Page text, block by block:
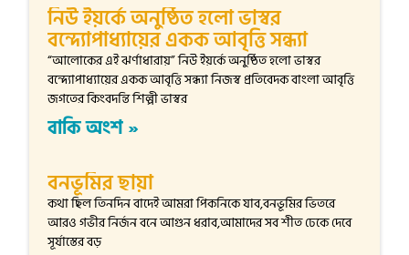
নিউ ইয়র্কে অনুষ্ঠিত হলো ভাস্বর
বন্দ্যোপাধ্যায়ের একক আবৃত্তি সন্ধ্যা
“আলোকের এই ঝর্ণাধারায়” নিউ ইয়র্কে অনুষ্ঠিত হলো ভাস্বর
বন্দ্যোপাধ্যায়ের একক আবৃত্তি সন্ধ্যা নিজস্ব প্রতিবেদক বাংলা আবৃত্তি
জগতের কিংবদন্তি শিল্পী ভাস্বর
বাকি অংশ »
বনভূমির ছায়া
কথা ছিল তিনদিন বাদেই আমরা পিকনিকে যাব,বনভূমির ভিতরে
আরও গভীর নির্জন বনে আগুন ধরাব,আমাদের সব শীত ঢেকে দেবে
সূর্যাস্তের বড়